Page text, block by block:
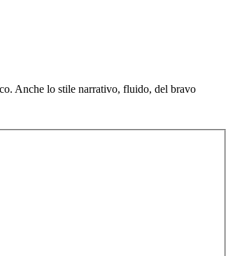
Anche lo stile narrativo, fluido, del bravo